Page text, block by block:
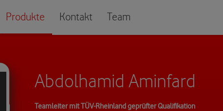
Produkte Kontakt Team
Abdolhamid Aminfard
Teamleiter mit TÜV-Rheinland geprüfter Qualifikation